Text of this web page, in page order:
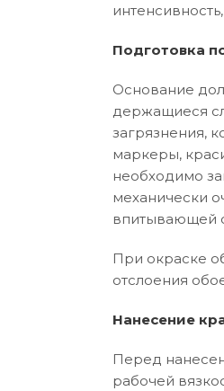
Подготовка
Основание
держащиеся
загрязнения,
маркеры,
необходимо
механически
впитывающей
При окраске
отслоения
Нанесение
Перед
рабочей